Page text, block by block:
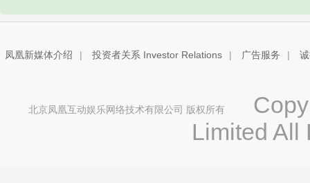
凤凰新媒体介绍 | 投资者关系 Investor Relations | 广告服务 |
北京凤凰互动娱乐网络技术有限公司 版权所有
Limited All